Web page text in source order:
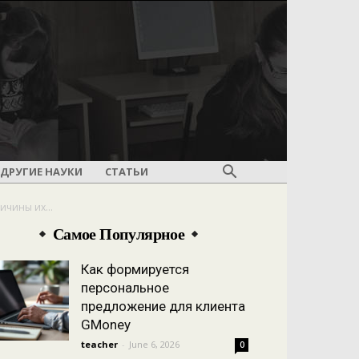
ДРУГИЕ НАУКИ СТАТЬИ
их...
Самое Популярное
Как формируется
персональное
предложение для клиента
GMoney
teacher - June 6, 2026 0